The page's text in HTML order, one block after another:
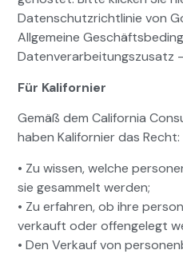
Datenschutzrichtlinie von
Allgemeine
Datenverarbeitungszusatz
Für Kalifornier
Gemäß dem California
haben Kalifornier das Recht:
• Zu wissen, welche
sie gesammelt werden;
• Zu erfahren, ob ihre
verkauft oder offengelegt
• Den Verkauf von